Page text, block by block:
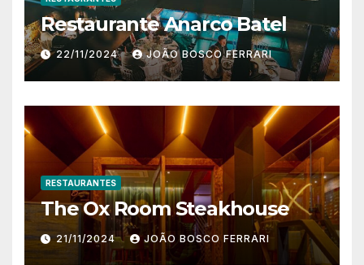
Restaurante Anarco Batel
22/11/2024 JOÃO BOSCO FERRARI
RESTAURANTES
The Ox Room Steakhouse
21/11/2024 JOÃO BOSCO FERRARI